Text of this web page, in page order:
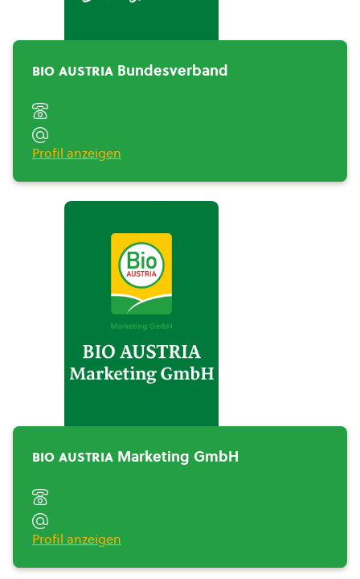
bio austria Bundesverband
Profil anzeigen
bio austria Marketing GmbH
Profil anzeigen